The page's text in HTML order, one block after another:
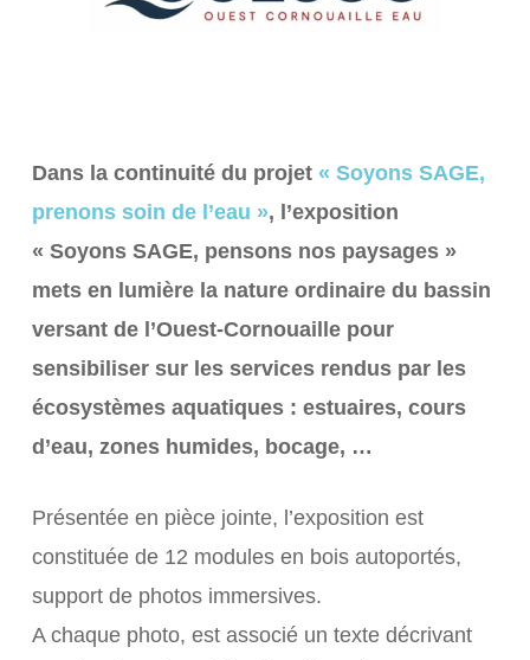
Dans la continuité du projet« Soyons SAGE,
prenons soin de l’eau », l’exposition
« Soyons SAGE, pensons nos paysages »
mets en lumière la nature ordinaire du bassin
versant de l’Ouest-Cornouaille pour
sensibiliser sur les services rendus par les
écosystèmes aquatiques : estuaires, cours
d’eau, zones humides, bocage, …
Présentée en pièce jointe, l’exposition est
constituée de 12 modules en bois autoportés,
support de photos immersives.
A chaque photo, est associé un texte décrivant